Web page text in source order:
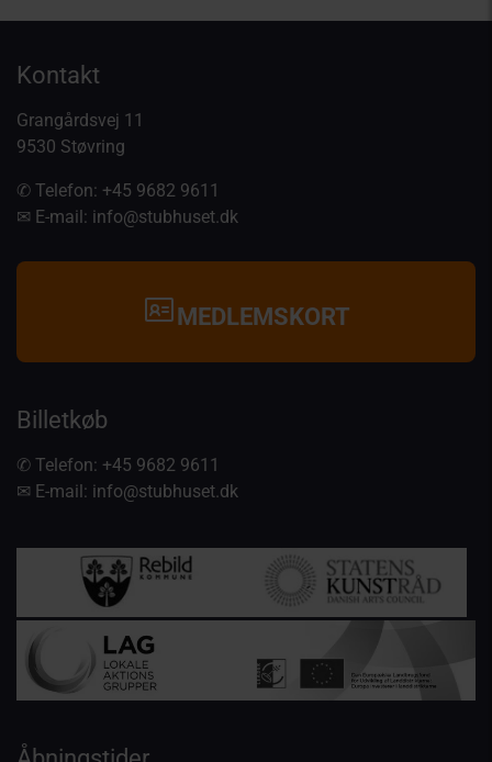
Kontakt
Grangårdsvej 11
9530 Støvring
✆ Telefon: +45 9682 9611
✉ E-mail: info@stubhuset.dk
MEDLEMSKORT
Billetkøb
✆ Telefon: +45 9682 9611
✉ E-mail: info@stubhuset.dk
Arrangementer støttes af: